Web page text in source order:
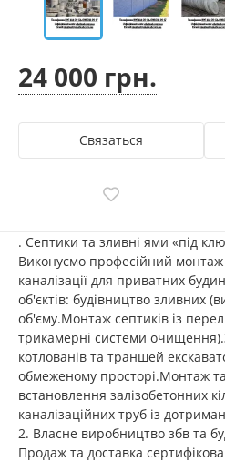
24 000 грн.
Связаться
. Септики та зливні ями «під
Виконуємо професійний
каналізації для приватних
об'єктів: будівництво зливних
об'єму.Монтаж септиків із
трикамерні системи
котлованів та траншей
обмеженому просторі.Монтаж та
встановлення залізобетонних
каналізаційних труб із
2. Власне виробництво збв та
Продаж та доставка